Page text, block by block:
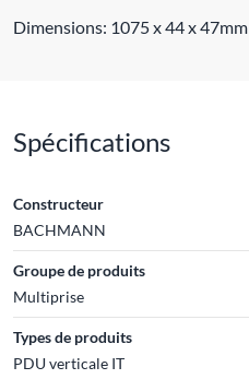
Dimensions: 1075 x 44 x 47mm
Spécifications
Constructeur
BACHMANN
Groupe de produits
Multiprise
Types de produits
PDU verticale IT